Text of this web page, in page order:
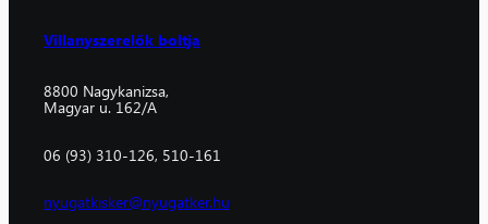
Villanyszerelők boltja
8800 Nagykanizsa,
Magyar u. 162/A
06 (93) 310-126, 510-161
nyugatkisker@nyugatker.hu